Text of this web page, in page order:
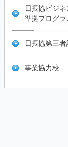
日振協ビジ
準拠プログラ
日振協第三
事業協力校